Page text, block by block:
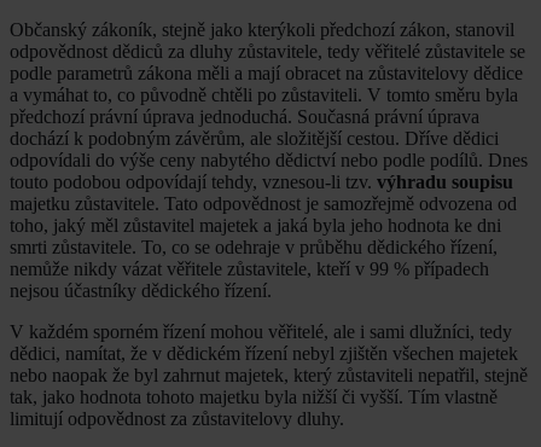
Občanský zákoník, stejně jako kterýkoli předchozí zákon, stanovil
odpovědnost dědiců za dluhy zůstavitele, tedy věřitelé zůstavitele se
podle parametrů zákona měli a mají obracet na zůstavitelovy dědice
a vymáhat to, co původně chtěli po zůstaviteli. V tomto směru byla
předchozí právní úprava jednoduchá. Současná právní úprava
dochází k podobným závěrům, ale složitější cestou. Dříve dědici
odpovídali do výše ceny nabytého dědictví nebo podle podílů. Dnes
touto podobou odpovídají tehdy, vznesou-li tzv. výhradu soupisu
majetku zůstavitele. Tato odpovědnost je samozřejmě odvozena od
toho, jaký měl zůstavitel majetek a jaká byla jeho hodnota ke dni
smrti zůstavitele. To, co se odehraje v průběhu dědického řízení,
nemůže nikdy vázat věřitele zůstavitele, kteří v 99 % případech
nejsou účastníky dědického řízení.
V každém sporném řízení mohou věřitelé, ale i sami dlužníci, tedy
dědici, namítat, že v dědickém řízení nebyl zjištěn všechen majetek
nebo naopak že byl zahrnut majetek, který zůstaviteli nepatřil, stejně
tak, jako hodnota tohoto majetku byla nižší či vyšší. Tím vlastně
limitují odpovědnost za zůstavitelovy dluhy.